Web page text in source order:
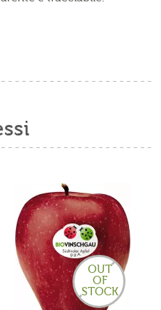
OUT
OF
STOCK